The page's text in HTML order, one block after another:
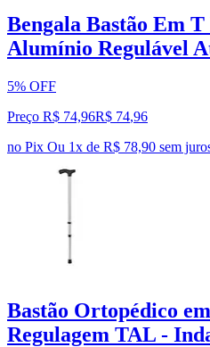
Bengala Bastão Em
Alumínio Regulável
5% OFF
Preço R$ 74,96R$ 74,96
no Pix Ou 1x de R$ 78,90 sem
Bastão Ortopédico
Regulagem TAL -